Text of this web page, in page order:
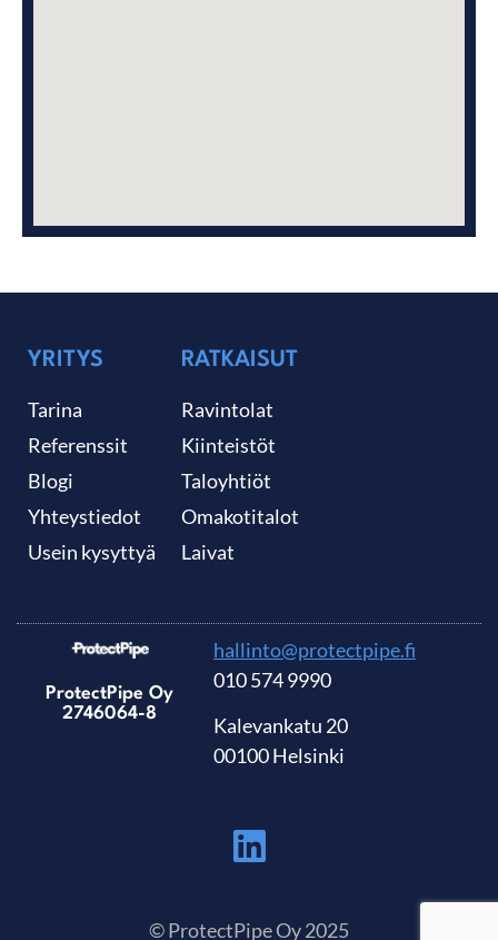
YRITYS
Tarina
Referenssit
Blogi
Yhteystiedot
Usein kysyttyä
RATKAISUT
Ravintolat
Kiinteistöt
Taloyhtiöt
Omakotitalot
Laivat
ProtectPipe Oy
2746064-8
hallinto@protectpipe.fi
010 574 9990
Kalevankatu 20
00100 Helsinki
© ProtectPipe Oy 2025